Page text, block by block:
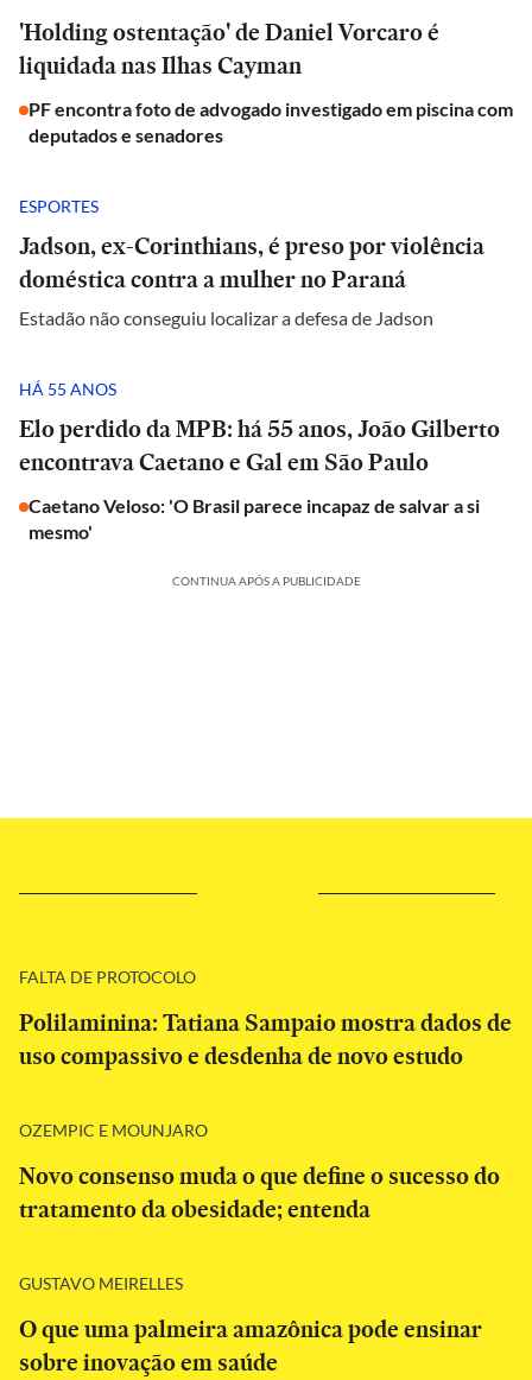
'Holding ostentação' de Daniel Vorcaro é
liquidada nas Ilhas Cayman
PF encontra foto de advogado investigado em piscina com
deputados e senadores
ESPORTES
Jadson, ex-Corinthians, é preso por violência
doméstica contra a mulher no Paraná
Estadão não conseguiu localizar a defesa de Jadson
HÁ 55 ANOS
Elo perdido da MPB: há 55 anos, João Gilberto
encontrava Caetano e Gal em São Paulo
Caetano Veloso: 'O Brasil parece incapaz de salvar a si
mesmo'
CONTINUA APÓS A PUBLICIDADE
FALTA DE PROTOCOLO
Polilaminina: Tatiana Sampaio mostra dados de
uso compassivo e desdenha de novo estudo
OZEMPIC E MOUNJARO
Novo consenso muda o que define o sucesso do
tratamento da obesidade; entenda
GUSTAVO MEIRELLES
O que uma palmeira amazônica pode ensinar
sobre inovação em saúde